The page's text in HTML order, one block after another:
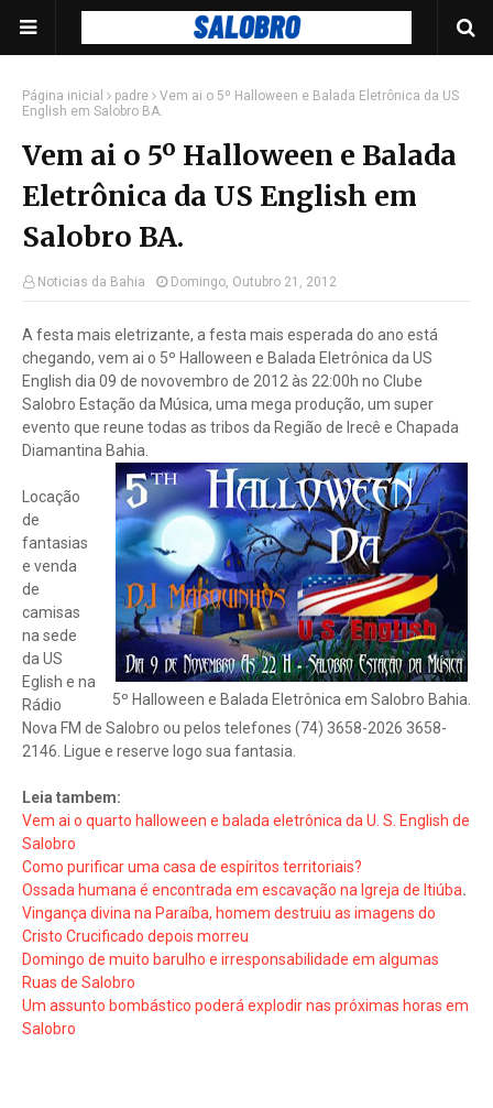
Página inicial padre
Vem ai o 5º Halloween e Balada Eletrônica da US
English em Salobro BA.
Vem ai o 5º Halloween e Balada
Eletrônica da US English em
Salobro BA.
Noticias da Bahia Domingo, Outubro 21, 2012
A festa mais eletrizante, a festa mais esperada do ano está
chegando, vem ai o 5º Halloween e Balada Eletrônica da US
English dia 09 de novovembro de 2012 às 22:00h no Clube
Salobro Estação da Música, uma mega produção, um super
evento que reune todas as tribos da Região de Irecê e Chapada
Diamantina Bahia.
5º Halloween e Balada Eletrônica em Salobro Bahia.
Locação
de
fantasias
e venda
de
camisas
na sede
da US
Eglish e na
Rádio
Nova FM de Salobro ou pelos telefones (74) 3658-2026 3658-
2146. Ligue e reserve logo sua fantasia.
Leia tambem:
Vem ai o quarto halloween e balada eletrônica da U. S. English de
Salobro
Como purificar uma casa de espíritos territoriais?
Ossada humana é encontrada em escavação na Igreja de Itiúba.
Vingança divina na Paraíba, homem destruiu as imagens do
Cristo Crucificado depois morreu
Domingo de muito barulho e irresponsabilidade em algumas
Ruas de Salobro
Um assunto bombástico poderá explodir nas próximas horas em
Salobro